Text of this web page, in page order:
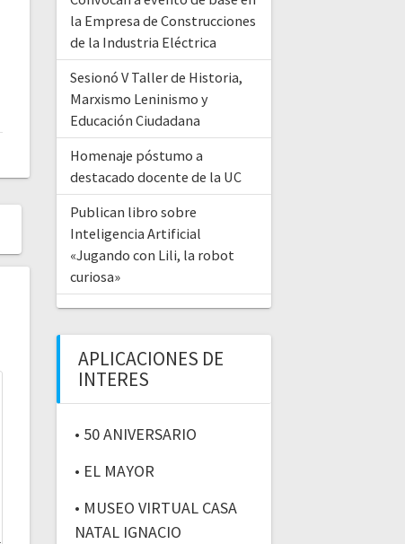
la Empresa de Construcciones
de la Industria Eléctrica
Sesionó V Taller de Historia,
Marxismo Leninismo y
Educación Ciudadana
Homenaje póstumo a
destacado docente de la UC
Publican libro sobre
Inteligencia Artificial
«Jugando con Lili, la robot
curiosa»
APLICACIONES DE
INTERES
• 50 ANIVERSARIO
• EL MAYOR
• MUSEO VIRTUAL CASA
NATAL IGNACIO